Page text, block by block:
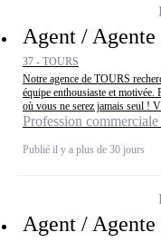
Agent /
37 - TOURS
Notre agence de TOURS
équipe enthousiaste et motivée.
où vous ne serez jamais seul !
Profession
Publié il y a plus de 30 jours
Agent /